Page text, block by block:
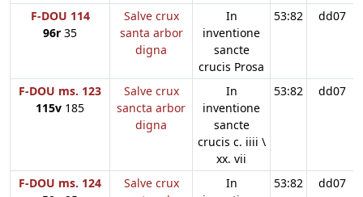
F-DOU 114
96r 35
Salve crux
santa arbor
digna
In
inventione
sancte
crucis Prosa
53:82 dd07
F-DOU ms. 123
115v 185
Salve crux
sancta arbor
digna
In
inventione
sancte
crucis c. iiii \
xx. vii
53:82 dd07
F-DOU ms. 124
Salve crux
In
53:82 dd07